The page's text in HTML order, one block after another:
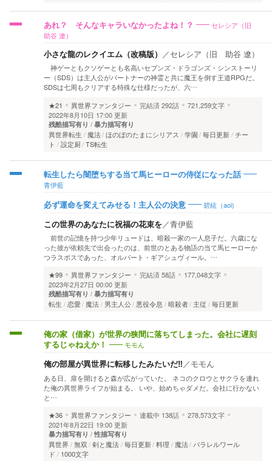
あれ？ そんなキャラいなかったよね！？
セレシア（旧
助谷 遼）
小さな龍のレクイエム（改稿版） ／セレシア（旧 助谷 遼）
神ゲーともクソゲーとも名高いセブンズ・ドラゴンズ・シンストーリ
ー（SDS）は主人公がパートナーの神霊と共に魔王を倒す王道RPGだ。
SDSは七周もクリアする特殊な仕様だったが、六…
★21
異世界ファンタジー 完結済292話
721,259文字
2022年8月10日 17:00 更新
残酷描写有り 暴力描写有り
異世界転生 魔法 ほのぼのたまにシリアス 学園 毎日更新 チー
ト
設定厨 TS転生
転生したら闇堕ちする当て馬ヒーローの侍従になった話
青伊藍
必ず運命を変えてみせる！主人公の決意 碧絃（aoi)
この世界のあなたに祝福の花束を／青伊藍
前世の記憶を持つ少年リュードは、暗殺一家の一人息子だ。六歳にな
った彼が依頼先で出会ったのは、前世のとある物語の当て馬ヒーローか
つラスボスであった、オルバート・ギアシュヴィール。…
★99
異世界ファンタジー 完結済58話
177,048文字
2023年2月27日 00:00 更新
残酷描写有り 暴力描写有り
転生 恋愛 魔法 男主人公 悪役令息 暗殺者 主従 毎日更新
俺の家（借家）が世界の狭間に落ちてしまった。会社に遅刻
するじゃねえか！
モモん
俺の部屋が異世界に転移したみたいだ‼／モモん
ある日、扉を開けると森が広がっていた。 ネコのクロウとサクラを連れ
た俺の異世界ライフが始まる。 いや、始めちゃダメだ。会社に行かない
と…
★36
異世界ファンタジー 連載中 138話
278,573文字
2021年8月22日 19:00 更新
暴力描写有り 性描写有り
異世界 無双 剣と魔法 毎日更新 料理 魔法 パラレルワール
ド
1000文字